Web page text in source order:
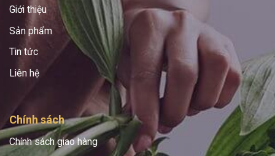
Giới thiệu
Sản phẩm
Tin tức
Liên hệ
Chính sách
Chính sách giao hàng